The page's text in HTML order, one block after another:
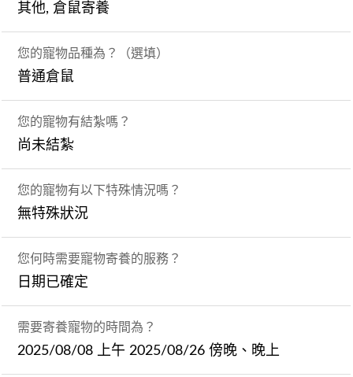
其他, 倉鼠寄養
您的寵物品種為？（選填）
普通倉鼠
您的寵物有結紮嗎？
尚未結紮
您的寵物有以下特殊情況嗎？
無特殊狀況
您何時需要寵物寄養的服務？
日期已確定
需要寄養寵物的時間為？
2025/08/08 上午 2025/08/26 傍晚、晚上